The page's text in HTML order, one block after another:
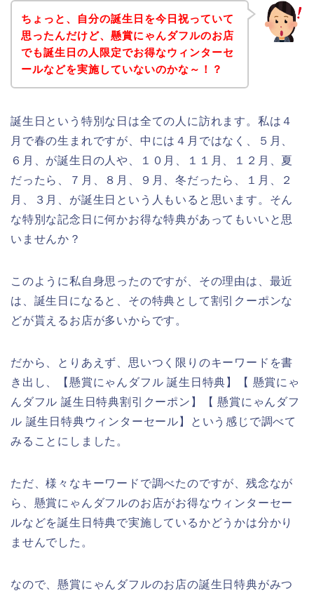
ちょっと、自分の誕生日を今日祝っていて
思ったんだけど、懸賞にゃんダフルのお店
でも誕生日の人限定でお得なウィンターセ
ールなどを実施していないのかな～！？
誕生日という特別な日は全ての人に訪れます。私は４
月で春の生まれですが、中には４月ではなく、５月、
６月、が誕生日の人や、１０月、１１月、１２月、夏
だったら、７月、８月、９月、冬だったら、１月、２
月、３月、が誕生日という人もいると思います。そん
な特別な記念日に何かお得な特典があってもいいと思
いませんか？
このように私自身思ったのですが、その理由は、最近
は、誕生日になると、その特典として割引クーポンな
どが貰えるお店が多いからです。
だから、とりあえず、思いつく限りのキーワードを書
き出し、【懸賞にゃんダフル 誕生日特典】【 懸賞にゃ
んダフル 誕生日特典割引クーポン】【 懸賞にゃんダフ
ル 誕生日特典ウィンターセール】という感じで調べて
みることにしました。
ただ、様々なキーワードで調べたのですが、残念なが
ら、懸賞にゃんダフルのお店がお得なウィンターセー
ルなどを誕生日特典で実施しているかどうかは分かり
ませんでした。
なので、懸賞にゃんダフルのお店の誕生日特典がみつ